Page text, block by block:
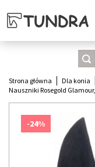
Strona główna Dla konia
Nauszniki Rosegold
-24%